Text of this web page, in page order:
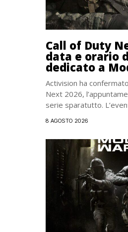
Call of Duty
data e orario
dedicato a
Activision ha
Next 2026,
serie sparatutto.
8 AGOSTO 2026